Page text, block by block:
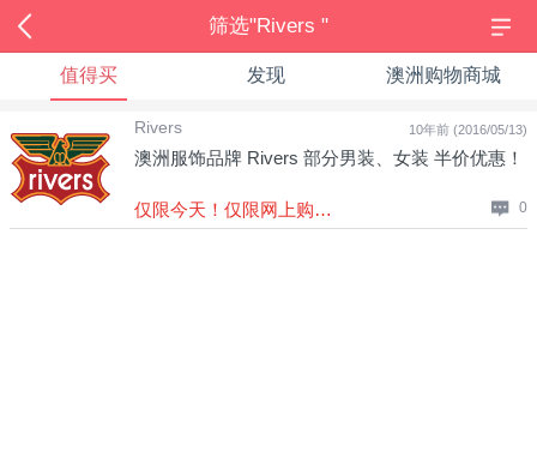
筛选"Rivers "
值得买 发现 澳洲购物商城
10年前 (2016/05/13)
Rivers
澳洲服饰品牌 Rivers 部分男装、女装 半价优惠！
仅限今天！仅限网上购买！ 0